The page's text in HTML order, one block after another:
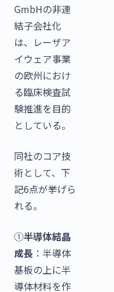
GmbHの非連
結子会社化
は、レーザア
イウェア事業
の欧州におけ
る臨床検査試
験推進を目的
としている。
同社のコア技
術として、下
記6点が挙げら
れる。
①半導体結晶
成長 ：半導体
基板の上に半
導体材料を作